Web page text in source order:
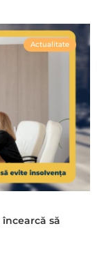
Actualitate
să